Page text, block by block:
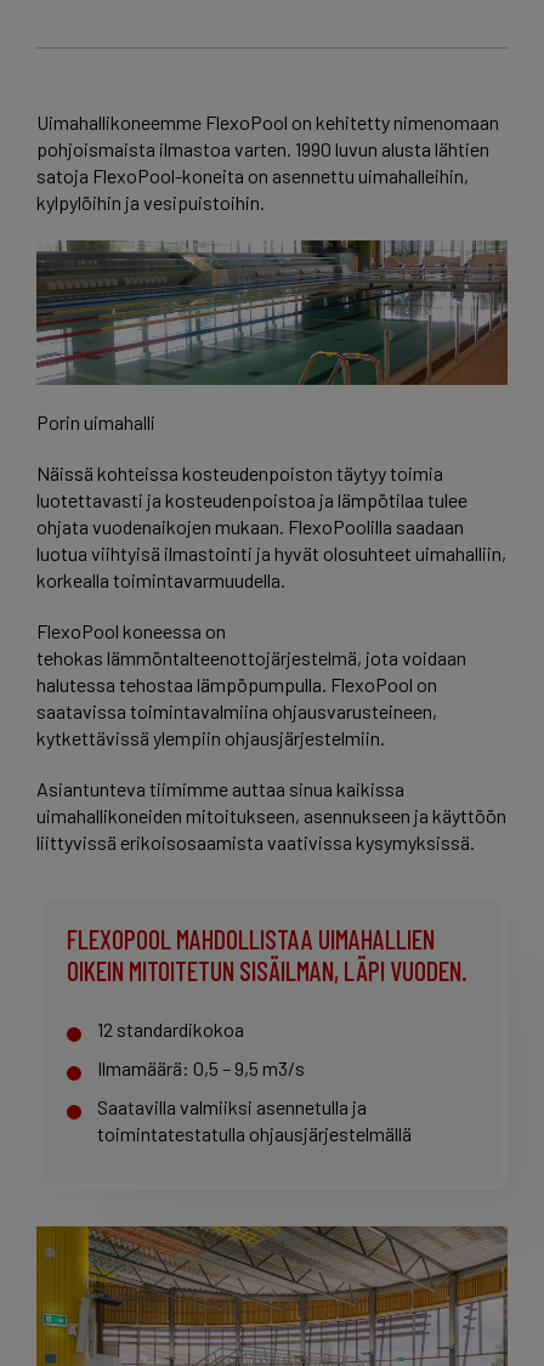
Uimahallikoneemme FlexoPool on kehitetty nimenomaan
pohjoismaista ilmastoa varten. 1990 luvun alusta lähtien
satoja FlexoPool-koneita on asennettu uimahalleihin,
kylpylöihin ja vesipuistoihin.
Porin uimahalli
Näissä kohteissa kosteudenpoiston täytyy toimia
luotettavasti ja kosteudenpoistoa ja lämpötilaa tulee
ohjata vuodenaikojen mukaan. FlexoPoolilla saadaan
luotua viihtyisä ilmastointi ja hyvät olosuhteet uimahalliin,
korkealla toimintavarmuudella.
FlexoPool koneessa on
tehokas lämmöntalteenottojärjestelmä, jota voidaan
halutessa tehostaa lämpöpumpulla. FlexoPool on
saatavissa toimintavalmiina ohjausvarusteineen,
kytkettävissä ylempiin ohjausjärjestelmiin.
Asiantunteva tiimimme auttaa sinua kaikissa
uimahallikoneiden mitoitukseen, asennukseen ja käyttöön
liittyvissä erikoisosaamista vaativissa kysymyksissä.
FLEXOPOOL MAHDOLLISTAA UIMAHALLIEN
OIKEIN MITOITETUN SISÄILMAN, LÄPI VUODEN.
12 standardikokoa
Ilmamäärä: 0,5 – 9,5 m3/s
Saatavilla valmiiksi asennetulla ja
toimintatestatulla ohjausjärjestelmällä